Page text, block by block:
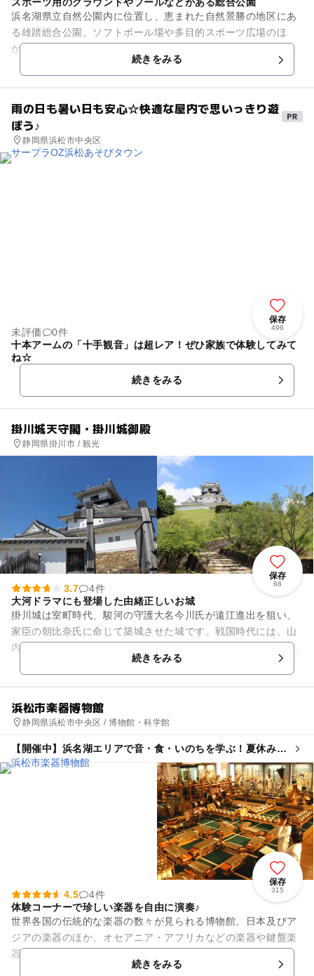
浜名湖県立自然公園内に位置し、恵まれた自然景勝の地区にあ
る雄踏総合公園。ソフトボール場や多目的スポーツ広場のほ
か、球技場、テニスコート、ゲートボール場などが整備されて
います。夏場には亀崎ファミリ...
続きをみる
雨の日も暑い日も安心☆快適な屋内で思いっきり遊
ぼう♪
静岡県浜松市中央区
保存
496
未評価
0件
十本アームの「十手観音」は超レア！ぜひ家族で体験してみて
ね☆
続きをみる
掛川城天守閣・掛川城御殿
静岡県掛川市 / 観光
保存
68
3.7
4件
大河ドラマにも登場した由緒正しいお城
掛川城は室町時代、駿河の守護大名今川氏が遠江進出を狙い、
家臣の朝比奈氏に命じて築城させた城です。戦国時代には、山
内一豊が城主として10年間在城。大河ドラマの舞台としても有
続きをみる
浜松市楽器博物館
静岡県浜松市中央区 / 博物館・科学館
【開催中】浜名湖エリアで音・食・いのちを学ぶ！夏休み自
由研究バスツアー
保存
315
4.5
4件
体験コーナーで珍しい楽器を自由に演奏♪
世界各国の伝統的な楽器の数々が見られる博物館。日本及びア
ジアの楽器のほか、オセアニア・アフリカなどの楽器や鍵盤楽
器、アメリカ、ヨーロッパの管楽器や弦楽器も展示されていま
す。 音を楽しむと同時に...続きをみる